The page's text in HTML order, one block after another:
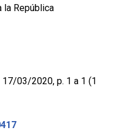
la República
17/03/2020, p. 1 a 1 (1